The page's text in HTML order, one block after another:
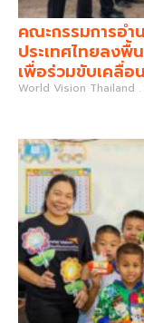
คณะกรรมการอ
ประเทศไทยลงพื้
เพื่อร่วมขับเคลื่
World Vision Thailand